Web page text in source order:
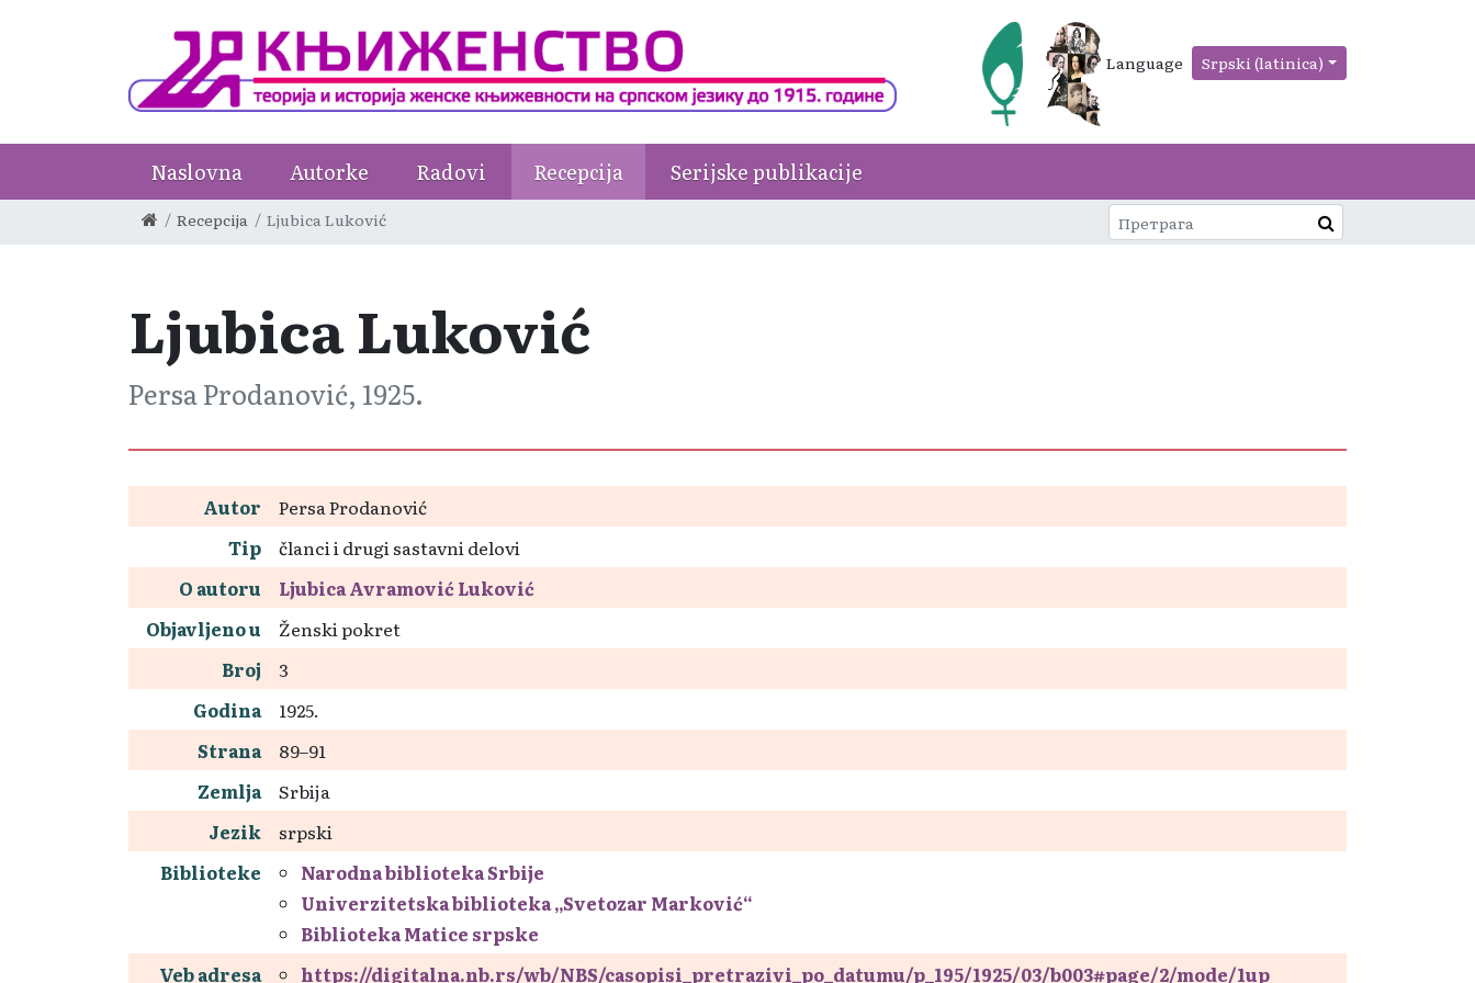
Language Srpski (latinica)
Naslovna Autorke Radovi Recepcija Serijske publikacije
Recepcija Ljubica Luković
Ljubica Luković
Persa Prodanović, 1925.
Autor
Persa Prodanović
Tip
članci i drugi sastavni delovi
O autoru
Ljubica Avramović Luković
Objavljeno u
Ženski pokret
Broj
3
Godina
1925.
Strana
89–91
Zemlja
Srbija
Jezik
srpski
Biblioteke
Narodna biblioteka Srbije
Univerzitetska biblioteka „Svetozar Marković“
Biblioteka Matice srpske
Veb adresa
https://digitalna.nb.rs/wb/NBS/casopisi_pretrazivi_po_datumu/p_195/1925/03/b003#page/2/mode/1up